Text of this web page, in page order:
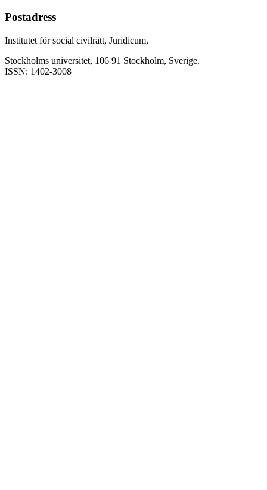
Postadress
Institutet för social civilrätt, Juridicum,
Stockholms universitet, 106 91 Stockholm, Sverige.
ISSN: 1402-3008